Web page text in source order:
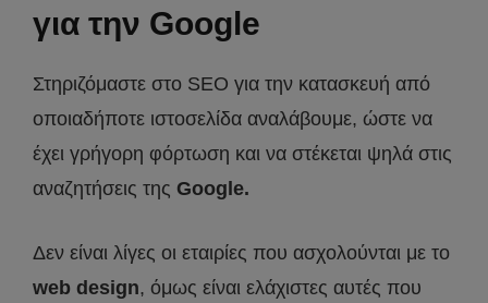
για την Google
Στηριζόμαστε στο SEO για την κατασκευή από
οποιαδήποτε ιστοσελίδα αναλάβουμε, ώστε να
έχει γρήγορη φόρτωση και να στέκεται ψηλά στις
αναζητήσεις της Google.
Δεν είναι λίγες οι εταιρίες που ασχολούνται με το
web design, όμως είναι ελάχιστες αυτές που